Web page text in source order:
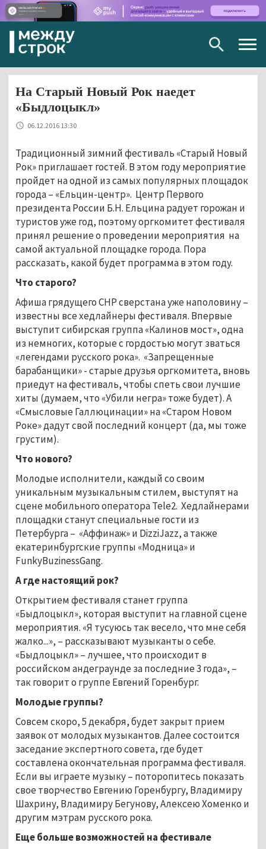
На Старый Новый Рок наедет
«Быдлоцыкл»
06.12.2016 13:30
Традиционный зимний фестиваль «Старый Новый
Рок» приглашает гостей. В этом году мероприятие
пройдет на одной из самых популярных площадок
города – «Ельцин-центр». Центр Первого
президента России Б.Н. Ельцина радует горожан и
туристов уже год, поэтому оргкомитет фестиваля
принял решение о проведении мероприятия на
самой актуальной площадке города. Пора
рассказать, какой будет программа в этом году.
Что старого?
Афиша грядущего СНР сверстана уже наполовину –
известны все хедлайнеры фестиваля. Впервые
выступит сибирская группа «Калинов мост», одна
из немногих, которые с гордостью могут зваться
«легендами русского рока». «Запрещенные
барабанщики» - старые друзья оргкомитета, вновь
приедут на фестиваль, чтобы спеть свои лучшие
хиты (думаем, что «Убили негра» тоже будет). А
«Смысловые Галлюцинации» на «Старом Новом
Роке» дадут свой последний концерт (да, мы тоже
грустим).
Что нового?
Молодые исполнители, каждый со своим
уникальным музыкальным стилем, выступят на
сцене мобильного оператора Tele2. Хедлайнерами
площадки станут специальные гости из
Петербурга – «Аффинаж» и DizziJazz, а также
екатеринбургские группы «Модница» и
FunkyBuzinessGang.
А где настоящий рок?
Открытием фестиваля станет группа
«Быдлоцыкл», которая выступит на главной сцене
мероприятия. «Я тусуюсь так весело, что мне себя
жалко...», – рассказывают музыканты о себе.
«Быдлоцыкл» – лучшее, что происходит в
российском андеграунде за последние 3 года», –
так говорит о группе Евгений Горенбург.
Молодые группы?
Совсем скоро, 5 декабря, будет закрыт прием
заявок от молодых музыкантов. Далее состоится
заседание экспертного совета, где будет
составлена окончательная программа фестиваля.
Если вы играете музыку – поторопитесь показать
свое творчество Евгению Горенбургу, Владимиру
Шахрину, Владимиру Бегунову, Алексею Хоменко и
другим мэтрам русского рока.
Еще больше возможностей на фестивале